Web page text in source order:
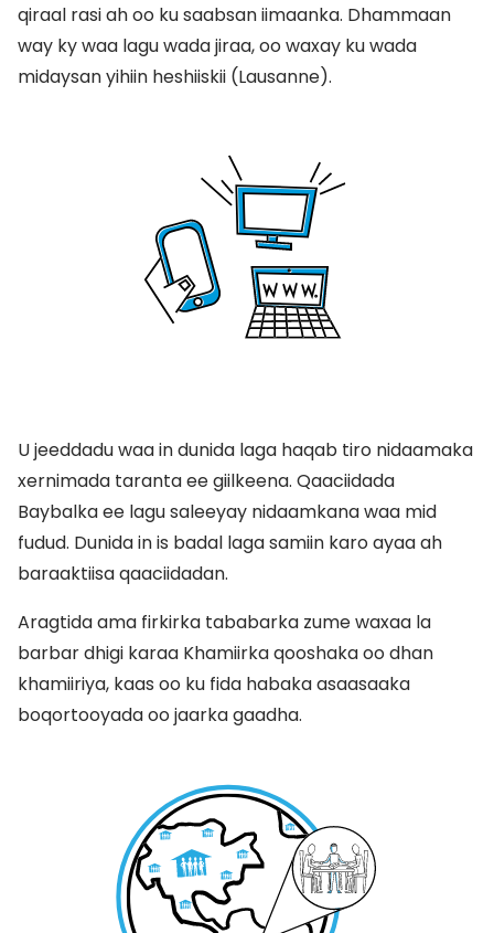
qiraal rasi ah oo ku saabsan iimaanka. Dhammaan
way ky waa lagu wada jiraa, oo waxay ku wada
midaysan yihiin heshiiskii (Lausanne).
U jeeddadu waa in dunida laga haqab tiro nidaamaka
xernimada taranta ee giilkeena. Qaaciidada
Baybalka ee lagu saleeyay nidaamkana waa mid
fudud. Dunida in is badal laga samiin karo ayaa ah
baraaktiisa qaaciidadan.
Aragtida ama firkirka tababarka zume waxaa la
barbar dhigi karaa Khamiirka qooshaka oo dhan
khamiiriya, kaas oo ku fida habaka asaasaaka
boqortooyada oo jaarka gaadha.